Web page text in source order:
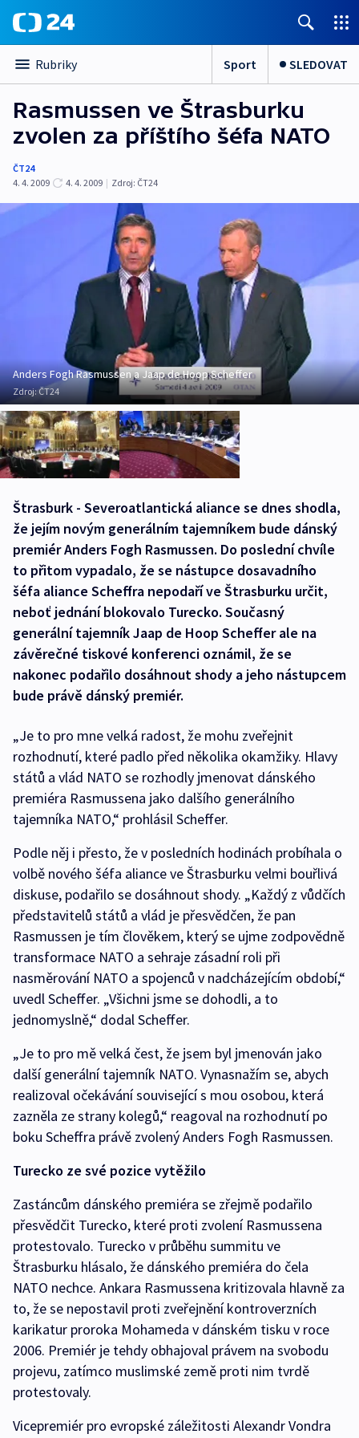
Rubriky Sport SLEDOVAT
Rasmussen ve Štrasburku
zvolen za příštího šéfa NATO
ČT24
4. 4. 2009
4. 4. 2009 | Zdroj: ČT24
Anders Fogh Rasmussen a Jaap de Hoop Scheffer
Zdroj:ČT24
Štrasburk - Severoatlantická aliance se dnes shodla,
že jejím novým generálním tajemníkem bude dánský
premiér Anders Fogh Rasmussen. Do poslední chvíle
to přitom vypadalo, že se nástupce dosavadního
šéfa aliance Scheffra nepodaří ve Štrasburku určit,
neboť jednání blokovalo Turecko. Současný
generální tajemník Jaap de Hoop Scheffer ale na
závěrečné tiskové konferenci oznámil, že se
nakonec podařilo dosáhnout shody a jeho nástupcem
bude právě dánský premiér.
„Je to pro mne velká radost, že mohu zveřejnit
rozhodnutí, které padlo před několika okamžiky. Hlavy
států a vlád NATO se rozhodly jmenovat dánského
premiéra Rasmussena jako dalšího generálního
tajemníka NATO,“ prohlásil Scheffer.
Podle něj i přesto, že v posledních hodinách probíhala o
volbě nového šéfa aliance ve Štrasburku velmi bouřlivá
diskuse, podařilo se dosáhnout shody. „Každý z vůdčích
představitelů států a vlád je přesvědčen, že pan
Rasmussen je tím člověkem, který se ujme zodpovědně
transformace NATO a sehraje zásadní roli při
nasměrování NATO a spojenců v nadcházejícím období,“
uvedl Scheffer. „Všichni jsme se dohodli, a to
jednomyslně,“ dodal Scheffer.
„Je to pro mě velká čest, že jsem byl jmenován jako
další generální tajemník NATO. Vynasnažím se, abych
realizoval očekávání související s mou osobou, která
zazněla ze strany kolegů,“ reagoval na rozhodnutí po
boku Scheffra právě zvolený Anders Fogh Rasmussen.
Turecko ze své pozice vytěžilo
Zastáncům dánského premiéra se zřejmě podařilo
přesvědčit Turecko, které proti zvolení Rasmussena
protestovalo. Turecko v průběhu summitu ve
Štrasburku hlásalo, že dánského premiéra do čela
NATO nechce. Ankara Rasmussena kritizovala hlavně za
to, že se nepostavil proti zveřejnění kontroverzních
karikatur proroka Mohameda v dánském tisku v roce
2006. Premiér je tehdy obhajoval právem na svobodu
projevu, zatímco muslimské země proti nim tvrdě
protestovaly.
Vicepremiér pro evropské záležitosti Alexandr Vondra